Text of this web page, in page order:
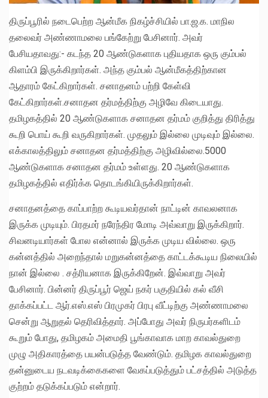
திருப்பூரில் நடைபெற்ற ஆன்மீக நிகழ்ச்சியில் பா.ஜ.க. மாநில
தலைவர் அண்ணாமலை பங்கேற்று பேசினார். அவர்
பேசியதாவது:- கடந்த 20 ஆண்டுகளாக புதியதாக ஒரு கும்பல்
கிளம்பி இருக்கிறார்கள். அந்த கும்பல் ஆன்மீகத்திற்கான
ஆதாரம் கேட்கிறார்கள். சனாதனம் பற்றி கேள்வி
கேட்கிறார்கள்.சனாதன தர்மத்திற்கு அழிவே கிடையாது.
தமிழகத்தில் 20 ஆண்டுகளாக சனாதன தர்மம் குறித்து திரித்து
கூறி பொய் கூறி வருகிறார்கள். முதலும் இல்லை முடிவும் இல்லை.
எக்காலத்திலும் சனாதன தர்மத்திற்கு அழிவில்லை.5000
ஆண்டுகளாக சனாதன தர்மம் உள்ளது. 20 ஆண்டுகளாக
தமிழகத்தில் எதிர்க்க தொடங்கியிருக்கிறார்கள்.
சனாதனத்தை காப்பாற்ற கூடியவர்தான் நாட்டின் காவலனாக
இருக்க முடியும். பிரதமர் நரேந்திர மோடி அவ்வாறு இருக்கிறார்.
சிவனடியார்கள் போல என்னால் இருக்க முடிய வில்லை. ஒரு
கன்னத்தில் அறைந்தால் மறுகன்னத்தை காட்டக்கூடிய நிலையில்
நான் இல்லை . சத்ரியனாக இருக்கிறேன். இவ்வாறு அவர்
பேசினார். பின்னர் திருப்பூர் ஜெய் நகர் பகுதியில் கல் வீசி
தாக்கப்பட்ட ஆர்.எஸ்.எஸ் பிரமுகர் பிரபு வீட்டிற்கு அண்ணாமலை
சென்று ஆறுதல் தெரிவித்தார். அப்போது அவர் நிருபர்களிடம்
கூறும் போது, தமிழகம் அமைதி பூங்காவாக மாற காவல்துறை
முழு அதிகாரத்தை பயன்படுத்த வேண்டும். தமிழக காவல்துறை
தன்னுடைய நடவடிக்கைகளை வேகப்படுத்தும் பட்சத்தில் அடுத்த
குற்றம் தடுக்கப்படும் என்றார்.